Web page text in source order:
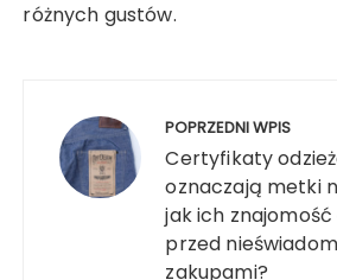
różnych gustów.
wpisu POPRZEDNI WPIS
Certyfikaty
oznaczają metki
jak ich
przed
zakupami?